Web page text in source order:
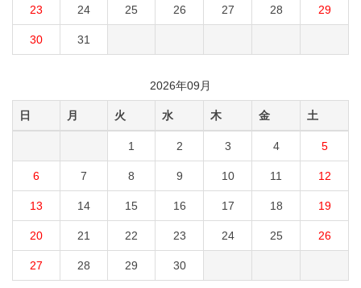
23 24 25 26 27 28 29
30 31
2026年09月
日 月 火 水 木 金 土
1 2 3 4 5
6 7 8 9 10 11 12
13 14 15 16 17 18 19
20 21 22 23 24 25 26
27 28 29 30